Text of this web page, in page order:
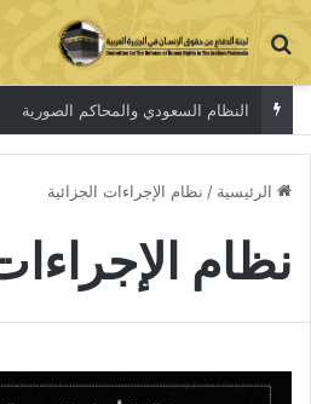
بحث عن
النظام السعودي والمحاكم الصورية
الرئيسية / نظام الإجراءات الجزائية
نظام